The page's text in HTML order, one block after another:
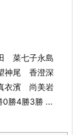
田 菜七子永島
神尾 香澄深
衣濱 尚美岩
勝4勝3勝 ...